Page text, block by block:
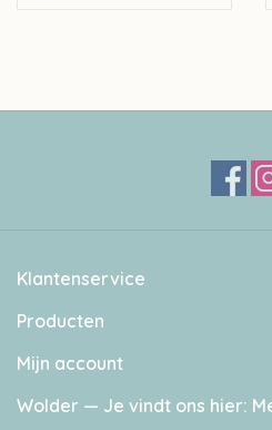
Klantenservice
Producten
Mijn account
Wolder — Je vindt ons hier: